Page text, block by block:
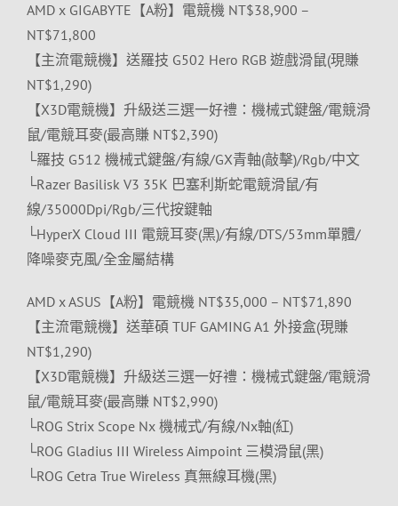
AMD x GIGABYTE【A粉】電競機 NT$38,900 –
NT$71,800
【主流電競機】送羅技 G502 Hero RGB 遊戲滑鼠(現賺
NT$1,290)
【X3D電競機】升級送三選一好禮：機械式鍵盤/電競滑
鼠/電競耳麥(最高賺 NT$2,390)
└羅技 G512 機械式鍵盤/有線/GX青軸(敲擊)/Rgb/中文
└Razer Basilisk V3 35K 巴塞利斯蛇電競滑鼠/有
線/35000Dpi/Rgb/三代按鍵軸
└HyperX Cloud III 電競耳麥(黑)/有線/DTS/53mm單體/
降噪麥克風/全金屬結構
AMD x ASUS【A粉】電競機 NT$35,000 – NT$71,890
【主流電競機】送華碩 TUF GAMING A1 外接盒(現賺
NT$1,290)
【X3D電競機】升級送三選一好禮：機械式鍵盤/電競滑
鼠/電競耳麥(最高賺 NT$2,990)
└ROG Strix Scope Nx 機械式/有線/Nx軸(紅)
└ROG Gladius III Wireless Aimpoint 三模滑鼠(黑)
└ROG Cetra True Wireless 真無線耳機(黑)